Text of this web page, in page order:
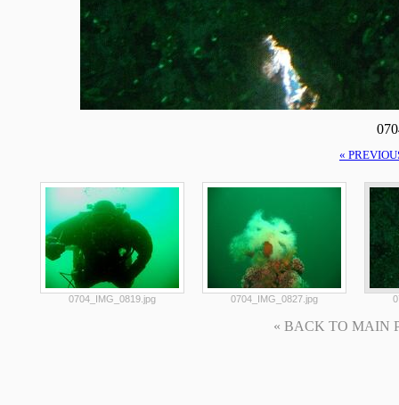
«
0704_IMG_0819.jpg 0704_IMG_0827.jpg
« BACK TO MAIN